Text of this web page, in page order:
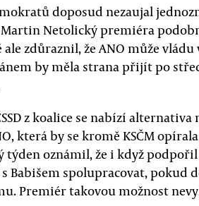
doposud nezaujal
Martin Netolický premiéra
ale zdůraznil, že ANO může
by měla strana přijít po
z koalice se nabízí alternativa
která by se kromě KSČM opírala
týden oznámil, že i když
Babišem spolupracovat, pokud
Premiér takovou možnost